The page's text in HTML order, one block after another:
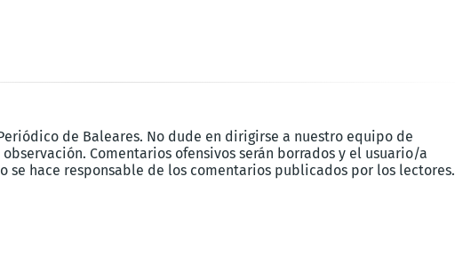
de Baleares. No dude en dirigirse a nuestro equipo de
Comentarios ofensivos serán borrados y el usuario/a
se hace responsable de los comentarios publicados por los lectores.